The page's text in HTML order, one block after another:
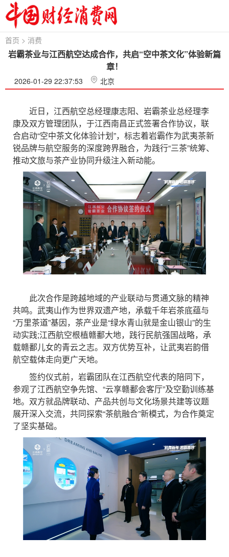
首页 > 消费
岩霸茶业与江西航空达成合作，共启“空中茶文化”体验新篇
章！
2026-01-29 22:37:53 北京
近日，江西航空总经理康志阳、岩霸茶业总经理李
康及双方管理团队，于江西南昌正式签署合作协议，联
合启动“空中茶文化体验计划”，标志着岩霸作为武夷茶新
锐品牌与航空服务的深度跨界融合，为践行“三茶”统筹、
推动文旅与茶产业协同升级注入新动能。
此次合作是跨越地域的产业联动与贯通文脉的精神
共鸣。武夷山作为世界双遗产地，承载千年岩茶底蕴与
“万里茶道”基因，茶产业是“绿水青山就是金山银山”的生
动实践;江西航空根植赣鄱大地，践行民航强国战略，承
载赣鄱儿女的青云之志。双方优势互补，让武夷岩韵借
航空载体走向更广天地。
签约仪式前，岩霸团队在江西航空代表的陪同下，
参观了江西航空争先馆、“云享赣鄱会客厅”及空勤训练基
地。双方就品牌联动、产品共创与文化场景共建等议题
展开深入交流，共同探索“茶航融合”新模式，为合作奠定
了坚实基础。